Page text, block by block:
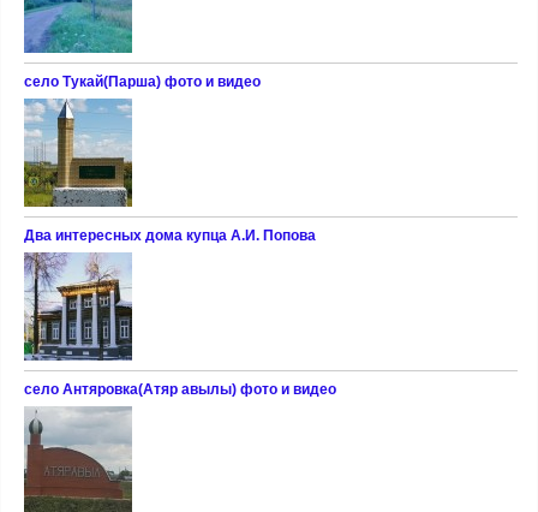
село Тукай(Парша) фото и видео
Два интересных дома купца А.И. Попова
село Антяровка(Атяр авылы) фото и видео